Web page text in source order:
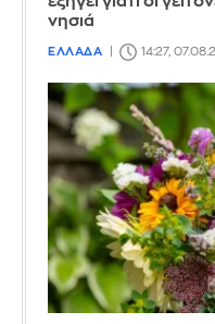
νησιά
ΕΛΛΑΔΑ 14:27,